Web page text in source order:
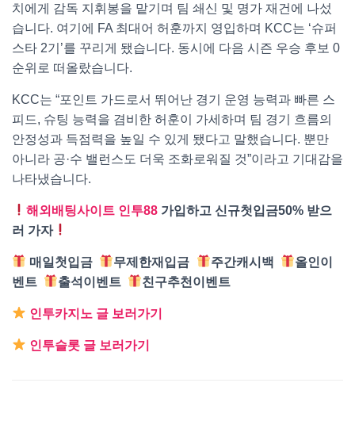
치에게 감독 지휘봉을 맡기며 팀 쇄신 및 명가 재건에 나섰
습니다. 여기에 FA 최대어 허훈까지 영입하며 KCC는 ‘슈퍼
스타 2기’를 꾸리게 됐습니다. 동시에 다음 시즌 우승 후보 0
순위로 떠올랐습니다.
KCC는 “포인트 가드로서 뛰어난 경기 운영 능력과 빠른 스
피드, 슈팅 능력을 겸비한 허훈이 가세하며 팀 경기 흐름의
안정성과 득점력을 높일 수 있게 됐다고 말했습니다. 뿐만
아니라 공·수 밸런스도 더욱 조화로워질 것”이라고 기대감을
나타냈습니다.
해외배팅사이트 인투88 가입하고 신규첫입금50% 받으
러 가자
매일첫입금 무제한재입금 주간캐시백
올인이
벤트
출석이벤트 친구추천이벤트
인투카지노 글 보러가기
인투슬롯 글 보러가기